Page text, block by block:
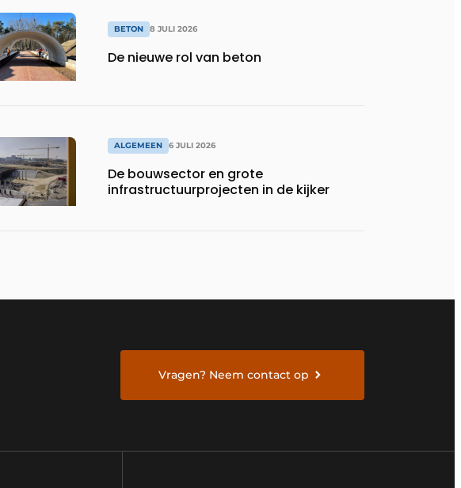
BETON 8 JULI 2026
De nieuwe rol van beton
ALGEMEEN 6 JULI 2026
De bouwsector en grote
infrastructuurprojecten in de kijker
Vragen? Neem contact op